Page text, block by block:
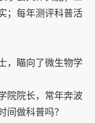
；每年测评科普活
，瞄向了微生物学
院院长，常年奔波
间做科普吗？